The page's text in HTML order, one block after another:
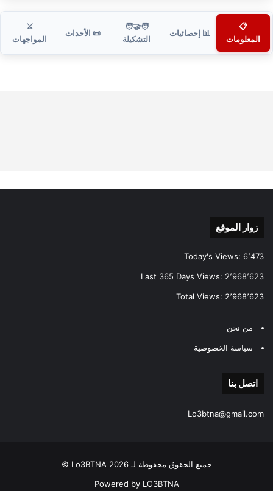
📋
المعلومات
📊 إحصائيات
🧑‍🤝‍🧑
التشكيلة
📜 الأحداث
⚔️
المواجهات
زوار الموقع
Today's Views: 6٬473
Last 365 Days Views: 2٬968٬623
Total Views: 2٬968٬623
من نحن
سياسة الخصوصية
اتصل بنا
Lo3btna@gmail.com
جميع الحقوق محفوظة لـ Lo3BTNA 2026 ©
Powered by LO3BTNA